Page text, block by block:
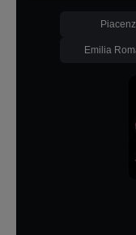
Emilia